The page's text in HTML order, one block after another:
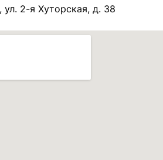
ул. 2-я Хуторская, д. 38